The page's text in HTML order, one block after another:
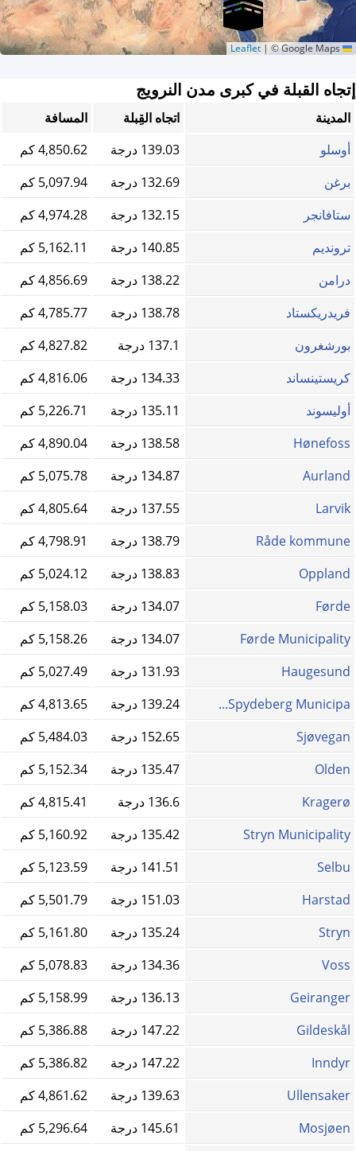
| © Google Maps
إتجاه القبلة في كبرى مدن النرويج
المدينة اتجاه القِبلة
المسافة
أوسلو
139.03 درجة
4,850.62 كم
برغن
132.69 درجة
5,097.94 كم
ستافانجر
132.15 درجة
4,974.28 كم
ترونديم
140.85 درجة
5,162.11 كم
درامن
138.22 درجة
4,856.69 كم
فريدريكستاد
138.78 درجة
4,785.77 كم
بورشغرون
137.1 درجة
4,827.82 كم
كريستينساند
134.33 درجة
4,816.06 كم
أوليسوند
135.11 درجة
5,226.71 كم
Hønefoss
138.58 درجة
4,890.04 كم
Aurland
134.87 درجة
5,075.78 كم
Larvik
137.55 درجة
4,805.64 كم
Råde kommune
138.79 درجة
4,798.91 كم
Oppland
138.83 درجة
5,024.12 كم
Førde
134.07 درجة
5,158.03 كم
Førde Municipality
134.07 درجة
5,158.26 كم
Haugesund
131.93 درجة
5,027.49 كم
Spydeberg Municipa...
139.24 درجة
4,813.65 كم
Sjøvegan
152.65 درجة
5,484.03 كم
Olden
135.47 درجة
5,152.34 كم
Kragerø
136.6 درجة
4,815.41 كم
Stryn Municipality
135.42 درجة
5,160.92 كم
Selbu
141.51 درجة
5,123.59 كم
Harstad
151.03 درجة
5,501.79 كم
Stryn
135.24 درجة
5,161.80 كم
Voss
134.36 درجة
5,078.83 كم
Geiranger
136.13 درجة
5,158.99 كم
Gildeskål
147.22 درجة
5,386.88 كم
Inndyr
147.22 درجة
5,386.82 كم
Ullensaker
139.63 درجة
4,861.62 كم
Mosjøen
145.61 درجة
5,296.64 كم